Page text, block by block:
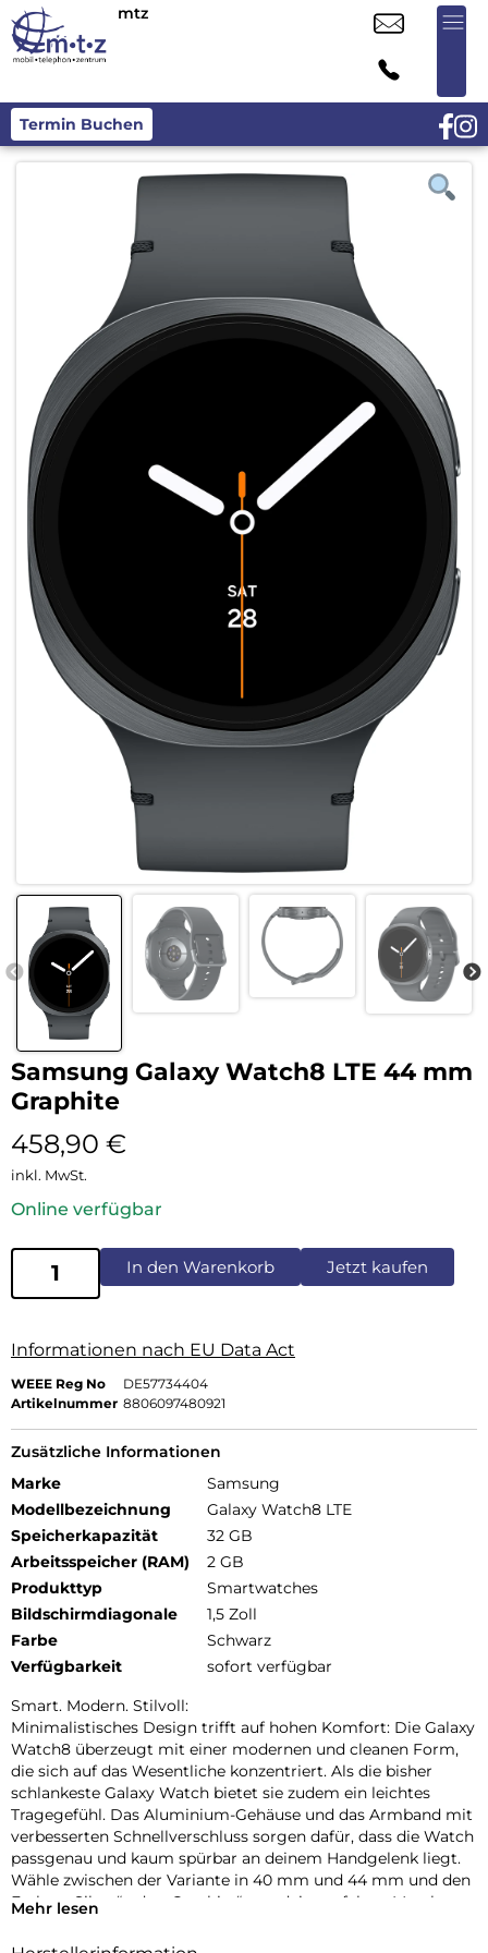
mtz
Termin Buchen
Samsung Galaxy Watch8 LTE 44 mm
Graphite
458,90 €
inkl. MwSt.
Online verfügbar
In den Warenkorb Jetzt kaufen
Informationen nach EU Data Act
WEEE Reg No
DE57734404
Artikelnummer 8806097480921
Zusätzliche Informationen
Marke
Samsung
Modellbezeichnung
Galaxy Watch8 LTE
Speicherkapazität
32 GB
Arbeitsspeicher (RAM)
2 GB
Produkttyp
Smartwatches
Bildschirmdiagonale
1,5 Zoll
Farbe
Schwarz
Verfügbarkeit
sofort verfügbar
Smart. Modern. Stilvoll:
Minimalistisches Design trifft auf hohen Komfort: Die Galaxy
Watch8 überzeugt mit einer modernen und cleanen Form,
die sich auf das Wesentliche konzentriert. Als die bisher
schlankeste Galaxy Watch bietet sie zudem ein leichtes
Tragegefühl. Das Aluminium-Gehäuse und das Armband mit
verbesserten Schnellverschluss sorgen dafür, dass die Watch
passgenau und kaum spürbar an deinem Handgelenk liegt.
Wähle zwischen der Variante in 40 mm und 44 mm und den
Farben „Silver“ oder „Graphite“, um dein perfektes Match zu
eine große Auswahl an hochwertigen Materialien und
Mehr lesen